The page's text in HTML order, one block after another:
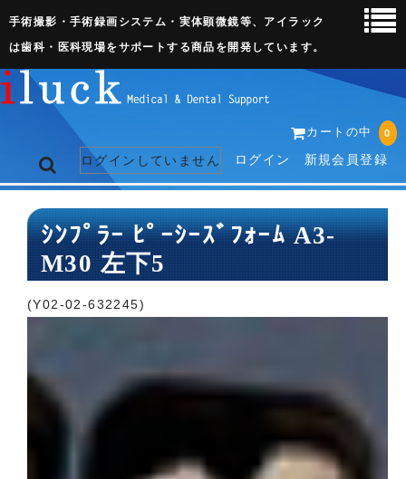
手術撮影・手術録画システム・実体顕微鏡等、アイラック
は歯科・医科現場をサポートする商品を開発しています。
カートの中 0
ログインしていません ログイン 新規会員登録
トップページ
ネット販売ページ
歯科関連機器
ｼﾝﾌﾟﾗｰ ﾋﾟｰｼｰｽﾞﾌｫｰﾑ A3-
M30 左下5
(Y02-02-632245)